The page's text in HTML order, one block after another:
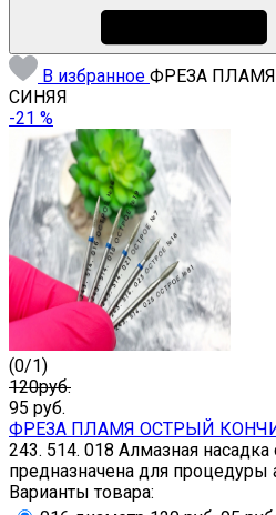
В избранное ФРЕЗА
СИНЯЯ
-21 %
(0/1)
120руб.
95 руб.
ФРЕЗА ПЛАМЯ ОСТРЫЙ
243. 514. 018 Алмазная
предназначена для процедуры
Варианты товара: